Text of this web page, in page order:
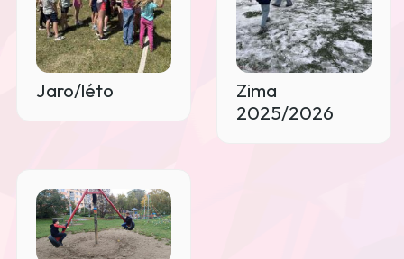
Jaro/léto
Zima
2025/2026